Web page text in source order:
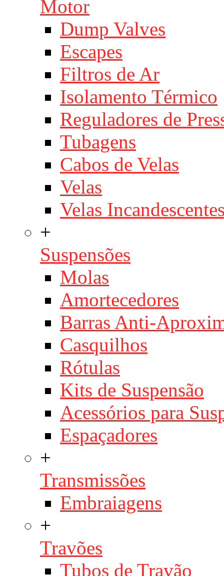
Motor
Dump Valves
Escapes
Filtros de Ar
Isolamento Térmico
Reguladores de
Tubagens
Cabos de Velas
Velas
Velas
+
Suspensões
Molas
Amortecedores
Barras Anti-
Casquilhos
Rótulas
Kits de Suspensão
Acessórios para
Espaçadores
+
Transmissões
Embraiagens
+
Travões
Tubos de Travão